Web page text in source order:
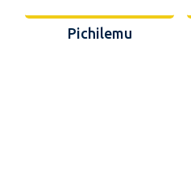
Pichilemu